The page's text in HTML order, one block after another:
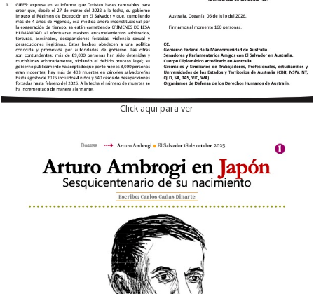
Click aqui para ver